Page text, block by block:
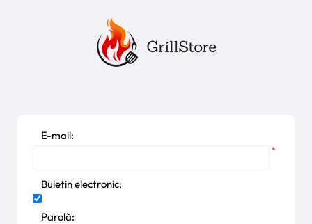
E-mail:
*
Buletin electronic:
Parolă: